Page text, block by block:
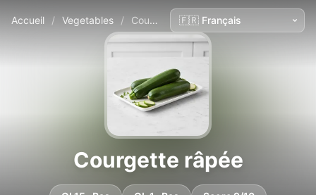
Accueil / Vegetables / Courgette râpée
Courgette râpée